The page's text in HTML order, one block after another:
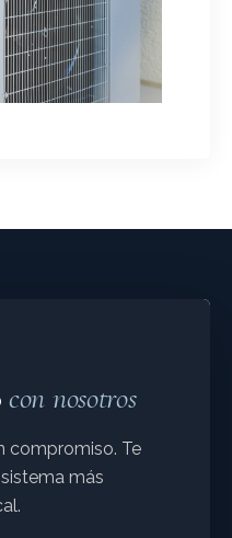
con nosotros
compromiso. Te
más